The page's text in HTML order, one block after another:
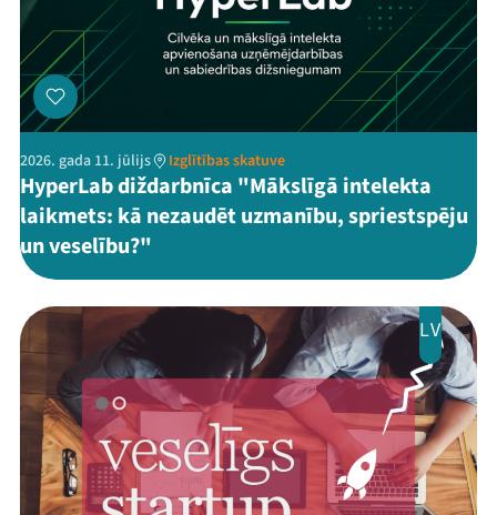
2026. gada 11. jūlijs Izglītības skatuve
HyperLab diždarbnīca "Mākslīgā intelekta
laikmets: kā nezaudēt uzmanību, spriestspēju
un veselību?"
LV